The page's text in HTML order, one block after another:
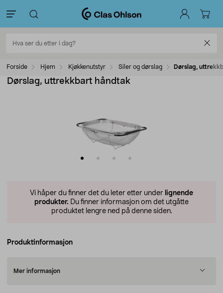
Forside Hjem Kjøkkenutstyr Siler og dørslag Dørslag,
Dørslag, uttrekkbart håndtak
Vi håper du finner det du leter etter under lignende
produkter. Du finner informasjon om det utgåtte
produktet lengre ned på denne siden.
Produktinformasjon
Mer informasjon